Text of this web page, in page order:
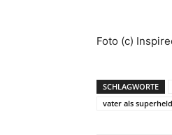
Foto (c)
SCHLAGWORTE
vater als superheld